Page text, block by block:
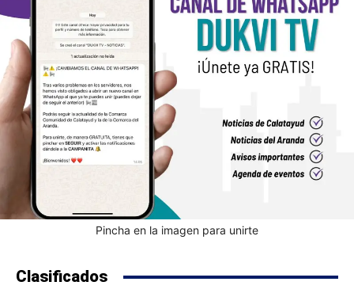
Pincha en la imagen para unirte
Clasificados